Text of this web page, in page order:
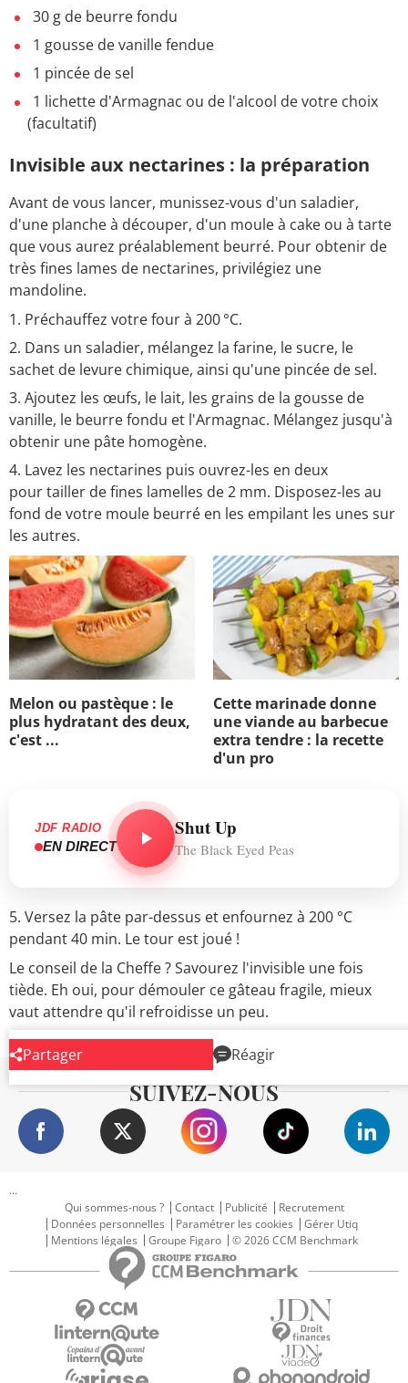
30 g de beurre fondu
1 gousse de vanille fendue
1 pincée de sel
1 lichette d'Armagnac ou de l'alcool de votre choix
(facultatif)
Invisible aux nectarines : la préparation
Avant de vous lancer, munissez-vous d'un saladier,
d'une planche à découper, d'un moule à cake ou à tarte
que vous aurez préalablement beurré. Pour obtenir de
très fines lames de nectarines, privilégiez une
mandoline.
Préchauffez votre four à 200 °C.
Dans un saladier, mélangez la farine, le sucre, le
sachet de levure chimique, ainsi qu'une pincée de sel.
Ajoutez les œufs, le lait, les grains de la gousse de
vanille, le beurre fondu et l'Armagnac. Mélangez jusqu'à
obtenir une pâte homogène.
Lavez les nectarines puis ouvrez-les en deux
pour tailler de fines lamelles de 2 mm. Disposez-les au
fond de votre moule beurré en les empilant les unes sur
les autres.
Melon ou pastèque : le
plus hydratant des deux,
c'est ...
Cette marinade donne
une viande au barbecue
extra tendre : la recette
d'un pro
JDF RADIO
EN DIRECT
Shut Up
The Black Eyed Peas
5. Versez la pâte par-dessus et enfournez à 200 °C
pendant 40 min. Le tour est joué !
Le conseil de la Cheffe ? Savourez l'invisible une fois
tiède. Eh oui, pour démouler ce gâteau fragile, mieux
vaut attendre qu'il refroidisse un peu.
Partager Réagir
SUIVEZ-NOUS
...
Qui sommes-nous ?
Contact Publicité
Recrutement
Données personnelles
Paramétrer les cookies
Gérer Utiq
Mentions légales
Groupe Figaro © 2026 CCM Benchmark